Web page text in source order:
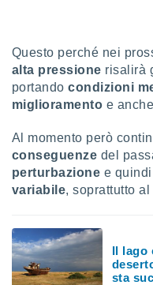
un
la
esso.
cookie
il tuo
in
Questo perché nei
alta pressione risalirà
portandocondizioni
miglioramento e
Al momento però
conseguenze del
perturbazione e
variabile, soprattutto al
Il lago
sta